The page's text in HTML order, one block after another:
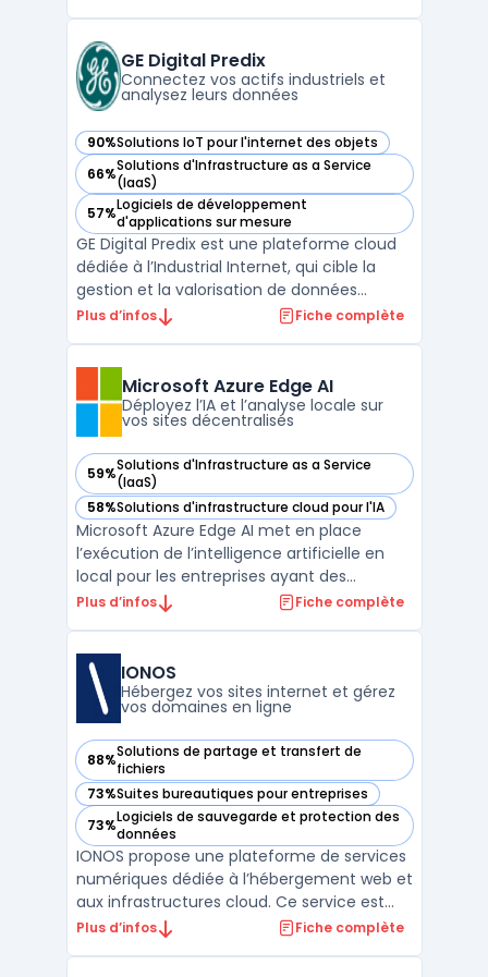
organisations dans le cloud rencontrent des
cas de gestion pour gar ...
GE Digital Predix
Connectez vos actifs industriels et
analysez leurs données
90%Solutions IoT pour l'internet des objets
— voir GE Digital Predix dans cette catégorie
66%Solutions d'Infrastructure as a Service
(IaaS)
— voir GE Digital Predix dans cette catégorie
57%Logiciels de développement
d'applications sur mesure
— voir GE Digital Predix dans cette catégorie
GE Digital Predix est une plateforme cloud
dédiée à l’Industrial Internet, qui cible la
gestion et la valorisation de données
industrielles issues d’actifs connectés. Les
équipements, la centralisation et la sécurité
de vol ...
Plus d’infos Fiche complète
Microsoft Azure Edge AI
Déployez l’IA et l’analyse locale sur
vos sites décentralisés
59%Solutions d'Infrastructure as a Service
(IaaS)
— voir Microsoft Azure Edge AI dans cette catégorie
58%Solutions d'infrastructure cloud pour l'IA
— voir Microsoft Azure Edge AI dans cette catégorie
Microsoft Azure Edge AI met en place
l’exécution de l’intelligence artificielle en
local pour les entreprises ayant des
impératifs de traitement rapide de flux de
physique géré exclusivement depuis le
cloud, destiné à exécu ...
Plus d’infos Fiche complète
IONOS
Hébergez vos sites internet et gérez
vos domaines en ligne
88%Solutions de partage et transfert de
fichiers
— voir IONOS dans cette catégorie
73%Suites bureautiques pour entreprises
— voir IONOS dans cette catégorie
73%Logiciels de sauvegarde et protection des
données
— voir IONOS dans cette catégorie
IONOS propose une plateforme de services
numériques dédiée à l’hébergement web et
aux infrastructures cloud. Ce service est
destiné aux entreprises souhaitant
Plus d’infos Fiche complète